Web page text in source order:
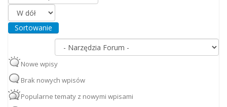
Sortowanie
Nowe wpisy
Brak nowych wpisów
Popularne tematy z nowymi wpisami